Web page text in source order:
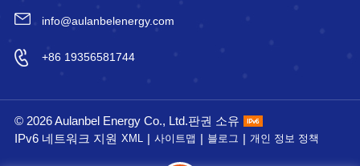
info@aulanbelenergy.com
+86 19356581744
© 2026 Aulanbel Energy Co., Ltd.판권 소유
IPv6 네트워크 지원 XML | 사이트맵 | 블로그 | 개인 정보 정책